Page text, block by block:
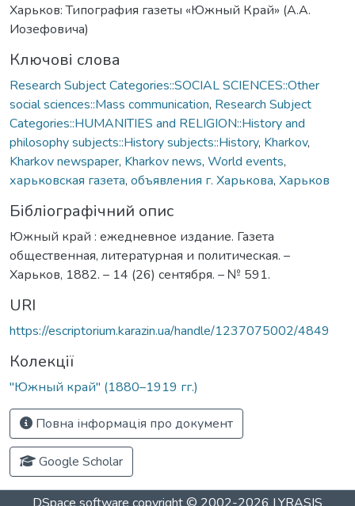
Харьков: Типография газеты «Южный Край» (А.А.
Иозефовича)
Ключові слова
Research Subject Categories::SOCIAL SCIENCES::Other
social sciences::Mass communication, Research Subject
Categories::HUMANITIES and RELIGION::History and
philosophy subjects::History subjects::History, Kharkov,
Kharkov newspaper, Kharkov news, World events,
харьковская газета, объявления г. Харькова, Харьков
Бібліографічний опис
Южный край : ежедневное издание. Газета
общественная, литературная и политическая. –
Харьков, 1882. – 14 (26) сентября. – № 591.
URI
https://escriptorium.karazin.ua/handle/1237075002/4849
Колекції
"Южный край" (1880–1919 гг.)
Повна інформація про документ
Google Scholar